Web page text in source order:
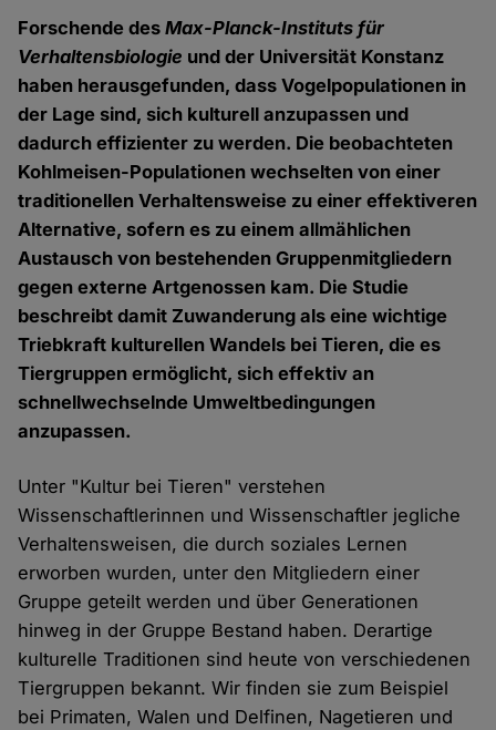
Forschende desMax-Planck-Instituts für
Verhaltensbiologie und der Universität Konstanz
haben herausgefunden, dass Vogelpopulationen in
der Lage sind, sich kulturell anzupassen und
dadurch effizienter zu werden. Die beobachteten
Kohlmeisen-Populationen wechselten von einer
traditionellen Verhaltensweise zu einer effektiveren
Alternative, sofern es zu einem allmählichen
Austausch von bestehenden Gruppenmitgliedern
gegen externe Artgenossen kam. Die Studie
beschreibt damit Zuwanderung als eine wichtige
Triebkraft kulturellen Wandels bei Tieren, die es
Tiergruppen ermöglicht, sich effektiv an
schnellwechselnde Umweltbedingungen
anzupassen.
Unter "Kultur bei Tieren" verstehen
Wissenschaftlerinnen und Wissenschaftler jegliche
Verhaltensweisen, die durch soziales Lernen
erworben wurden, unter den Mitgliedern einer
Gruppe geteilt werden und über Generationen
hinweg in der Gruppe Bestand haben. Derartige
kulturelle Traditionen sind heute von verschiedenen
Tiergruppen bekannt. Wir finden sie zum Beispiel
bei Primaten, Walen und Delfinen, Nagetieren und